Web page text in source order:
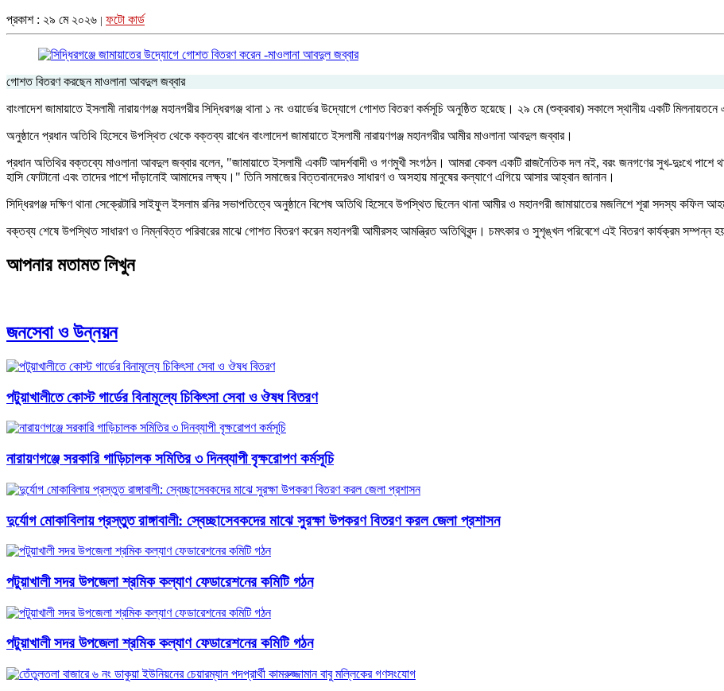
প্রকাশ : ২৯ মে ২০২৬ | ফটো কার্ড
গোশত বিতরণ করছেন মাওলানা আবদুল জব্বার
​বাংলাদেশ জামায়াতে ইসলামী নারায়ণগঞ্জ মহানগরীর সিদ্ধিরগঞ্জ থানা ১ নং ওয়ার্ডের উদ্যোগে গোশত বিতরণ কর্মসূচি অনুষ্ঠিত হয়েছে। ২৯ মে (শুক্রবার) সকালে স্থানীয় একটি
​অনুষ্ঠানে প্রধান অতিথি হিসেবে উপস্থিত থেকে বক্তব্য রাখেন বাংলাদেশ জামায়াতে ইসলামী নারায়ণগঞ্জ মহানগরীর আমীর মাওলানা আবদুল জব্বার।
​প্রধান অতিথির বক্তব্যে মাওলানা আবদুল জব্বার বলেন, "জামায়াতে ইসলামী একটি আদর্শবাদী ও গণমুখী সংগঠন। আমরা কেবল একটি রাজনৈতিক দল নই, বরং জনগণের সুখ-দুঃখে পাশে
হাসি ফোটানো এবং তাদের পাশে দাঁড়ানোই আমাদের লক্ষ্য।" তিনি সমাজের বিত্তবানদেরও সাধারণ ও অসহায় মানুষের কল্যাণে এগিয়ে আসার আহ্বান জানান।
​সিদ্ধিরগঞ্জ দক্ষিণ থানা সেক্রেটারি সাইফুল ইসলাম রনির সভাপতিত্বে অনুষ্ঠানে বিশেষ অতিথি হিসেবে উপস্থিত ছিলেন থানা আমীর ও মহানগরী জামায়াতের মজলিশে শূরা সদস্য কফিল
​বক্তব্য শেষে উপস্থিত সাধারণ ও নিম্নবিত্ত পরিবারের মাঝে গোশত বিতরণ করেন মহানগরী আমীরসহ আমন্ত্রিত অতিথিবৃন্দ। চমৎকার ও সুশৃঙ্খল পরিবেশে এই বিতরণ কার্যক্রম সম্পন্ন
আপনার মতামত লিখুন
জনসেবা ও উন্নয়ন
পটুয়াখালীতে কোস্ট গার্ডের বিনামূল্যে চিকিৎসা সেবা ও ঔষধ বিতরণ
নারায়ণগঞ্জে সরকারি গাড়িচালক সমিতির ৩ দিনব্যাপী বৃক্ষরোপণ কর্মসূচি
​দুর্যোগ মোকাবিলায় প্রস্তুত রাঙ্গাবালী: স্বেচ্ছাসেবকদের মাঝে সুরক্ষা উপকরণ বিতরণ করল জেলা প্রশাসন
পটুয়াখালী সদর উপজেলা শ্রমিক কল্যাণ ফেডারেশনের কমিটি গঠন
পটুয়াখালী সদর উপজেলা শ্রমিক কল্যাণ ফেডারেশনের কমিটি গঠন